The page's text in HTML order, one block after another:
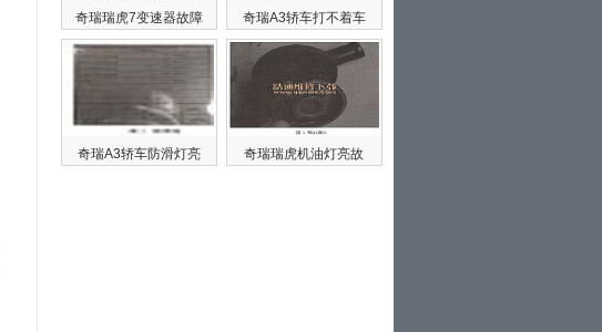
奇瑞瑞虎7变速器故障 奇瑞A3轿车打不着车
奇瑞A3轿车防滑灯亮 奇瑞瑞虎机油灯亮故